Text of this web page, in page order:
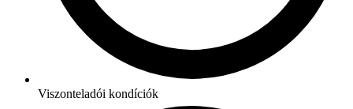
Viszonteladói kondíciók